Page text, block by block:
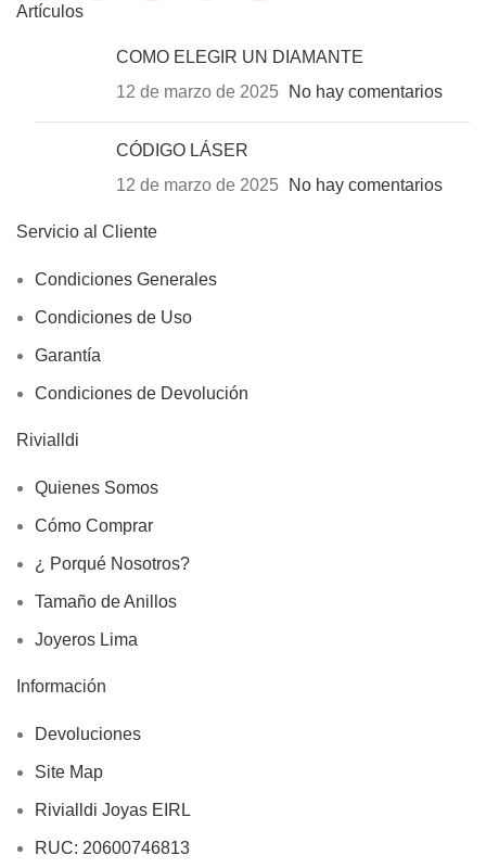
Artículos
COMO ELEGIR UN DIAMANTE
12 de marzo de 2025
No hay comentarios
CÓDIGO LÁSER
12 de marzo de 2025
No hay comentarios
Servicio al Cliente
Condiciones Generales
Condiciones de Uso
Garantía
Condiciones de Devolución
Rivialldi
Quienes Somos
Cómo Comprar
¿ Porqué Nosotros?
Tamaño de Anillos
Joyeros Lima
Información
Devoluciones
Site Map
Rivialldi Joyas EIRL
RUC: 20600746813